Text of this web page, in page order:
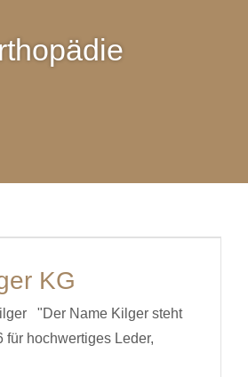
KG
"Der Name Kilger steht
für hochwertiges Leder,